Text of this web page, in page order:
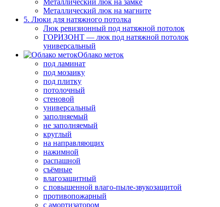
Металлический люк на замке
Металлический люк на магните
5. Люки для натяжного потолка
Люк ревизионный под натяжной потолок
ГОРИЗОНТ — люк под натяжной потолок
универсальный
Облако меток
под ламинат
под мозаику
под плитку
потолочный
стеновой
универсальный
заполняемый
не заполняемый
круглый
на направляющих
нажимной
распашной
съёмные
влагозащитный
с повышенной влаго-пыле-звукозащитой
противопожарный
с амортизатором